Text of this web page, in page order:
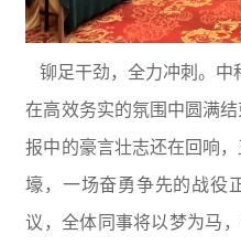
铆足干劲，全力冲刺。
在高效务实的氛围中圆满
报中的豪言壮志还在回响
壕，一场奋勇争先的战役
议，全体同事将以梦为马，